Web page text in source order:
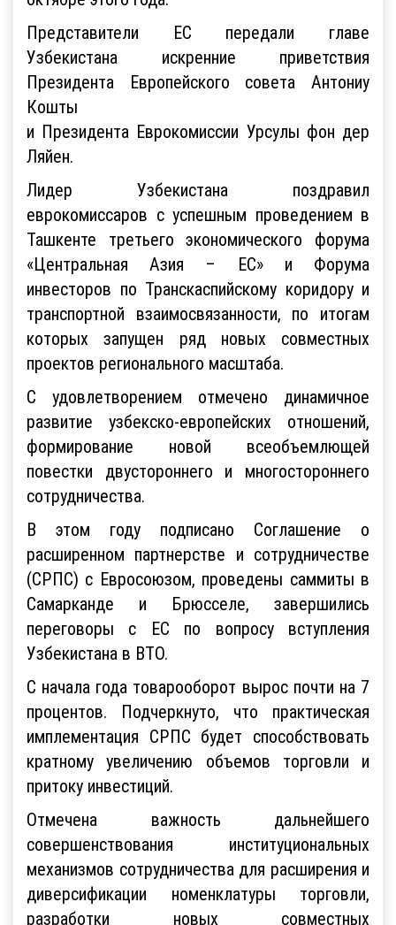
Представители ЕС передали главе
Узбекистана искренние приветствия
Президента Европейского совета Антониу
Кошты
и Президента Еврокомиссии Урсулы фон дер
Ляйен.
Лидер Узбекистана поздравил
еврокомиссаров с успешным проведением в
Ташкенте третьего экономического форума
«Центральная Азия – ЕС» и Форума
инвесторов по Транскаспийскому коридору и
транспортной взаимосвязанности, по итогам
которых запущен ряд новых совместных
проектов регионального масштаба.
С удовлетворением отмечено динамичное
развитие узбекско-европейских отношений,
формирование новой всеобъемлющей
повестки двустороннего и многостороннего
сотрудничества.
В этом году подписано Соглашение о
расширенном партнерстве и сотрудничестве
(СРПС) с Евросоюзом, проведены саммиты в
Самарканде и Брюсселе, завершились
переговоры с ЕС по вопросу вступления
Узбекистана в ВТО.
С начала года товарооборот вырос почти на 7
процентов. Подчеркнуто, что практическая
имплементация СРПС будет способствовать
кратному увеличению объемов торговли и
притоку инвестиций.
Отмечена важность дальнейшего
совершенствования институциональных
механизмов сотрудничества для расширения и
диверсификации номенклатуры торговли,
разработки новых совместных